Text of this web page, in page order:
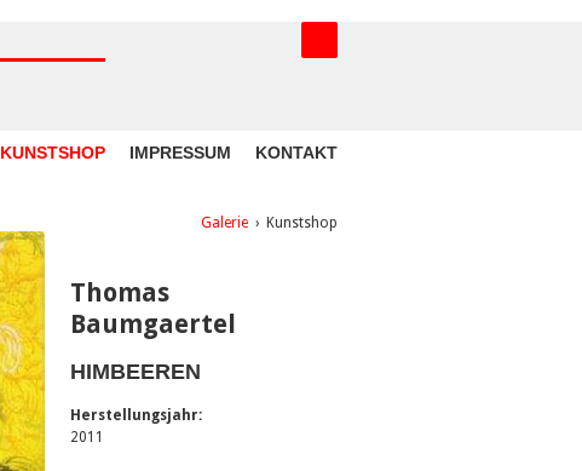
KUNSTSHOP IMPRESSUM KONTAKT
Galerie › Kunstshop
Thomas
Baumgaertel
HIMBEEREN
Herstellungsjahr:
2011